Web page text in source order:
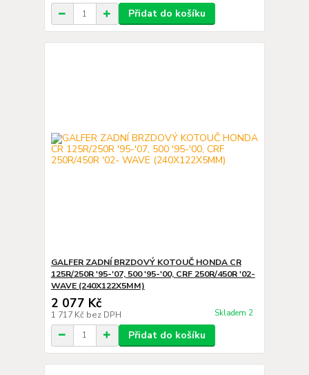
Přidat do košíku
GALFER ZADNÍ BRZDOVÝ KOTOUČ HONDA CR
125R/250R '95-'07, 500 '95-'00, CRF 250R/450R '02-
WAVE (240X122X5MM)
2 077 Kč
1 717 Kč bez DPH Skladem 2
Přidat do košíku